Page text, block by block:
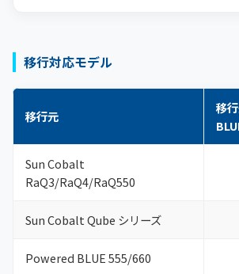
移行対応モデル
移行元
移
Sun Cobalt
RaQ3/RaQ4/RaQ550
Sun Cobalt Qube シリーズ
Powered BLUE 555/660